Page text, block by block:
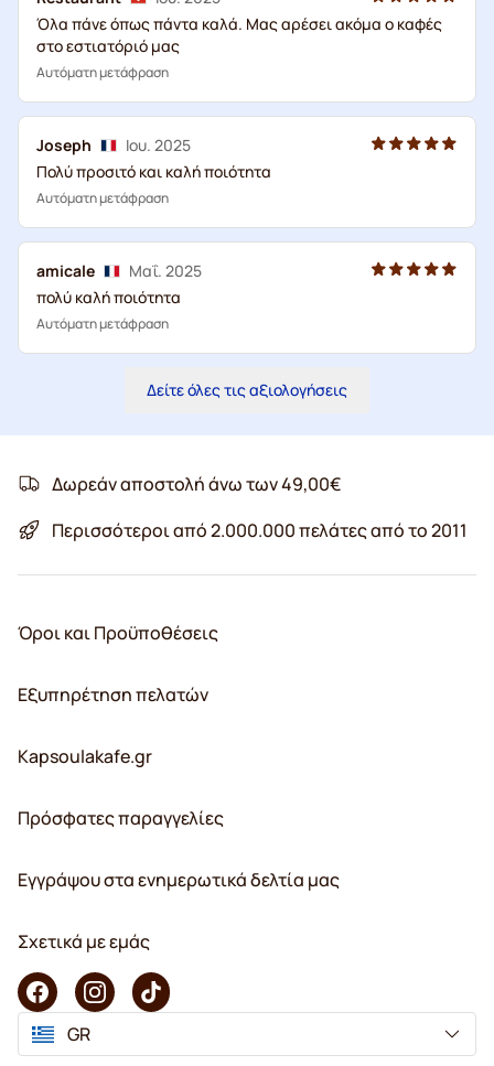
Όλα πάνε όπως πάντα καλά. Μας αρέσει ακόμα ο καφές
στο εστιατόριό μας
Αυτόματη μετάφραση
Joseph
Ιου. 2025
Πολύ προσιτό και καλή ποιότητα
Αυτόματη μετάφραση
amicale
Μαΐ. 2025
πολύ καλή ποιότητα
Αυτόματη μετάφραση
Δείτε όλες τις αξιολογήσεις
Δωρεάν αποστολή άνω των 49,00€
Περισσότεροι από 2.000.000 πελάτες από το 2011
Όροι και Προϋποθέσεις
Εξυπηρέτηση πελατών
Kapsoulakafe.gr
Πρόσφατες παραγγελίες
Εγγράψου στα ενημερωτικά δελτία μας
Σχετικά με εμάς
GR